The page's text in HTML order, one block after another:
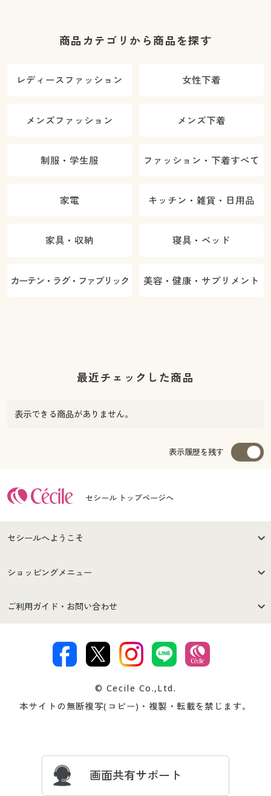
商品カテゴリから商品を探す
レディースファッション 女性下着
メンズファッション メンズ下着
制服・学生服 ファッション・下着すべて
家電 キッチン・雑貨・日用品
家具・収納 寝具・ベッド
カーテン・ラグ・ファブリック 美容・健康・サプリメント
最近チェックした商品
表示できる商品がありません。
表示履歴を残す
セシール トップページへ
セシールへようこそ
はじめての方へ
セシールご利用規約
著作権・商標について 会社案内
ショッピングメニュー
商品カテゴリ
プレゼント＆キャンペーン サイトマップ
ご利用ガイド・お問い合わせ
交換・返品は お支払は
ついて
忘れの場合
© Cecile Co.,Ltd.
本サイトの無断複写(コピー)・複製・転載を禁じます。
画面共有サポート